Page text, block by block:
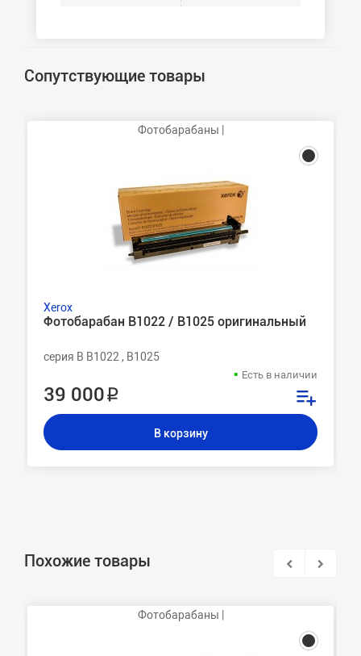
Сопутствующие товары
Фотобарабаны |
Xerox
Фотобарабан B1022 / B1025 оригинальный
серия B B1022 , B1025
Есть в наличии
39 000 ₽
В корзину
Похожие товары
Фотобарабаны |